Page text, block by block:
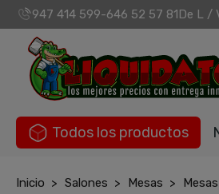
947 414 599-646 52 57 81De L /
Todos los productos
Inicio Salones Mesas